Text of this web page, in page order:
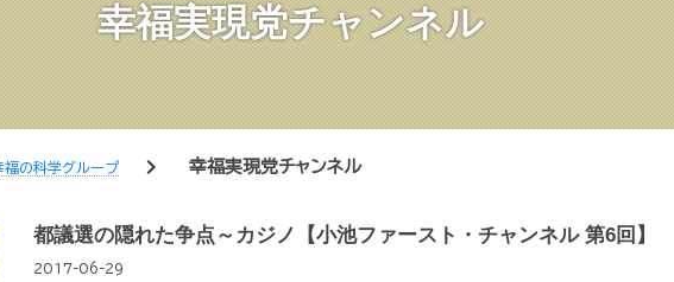
幸福実現党チャンネル
福の科学グループ chevron_right 幸福実現党チャンネル
都議選の隠れた争点～カジノ【小池ファースト・チャンネル 第6回】
2017-06-29